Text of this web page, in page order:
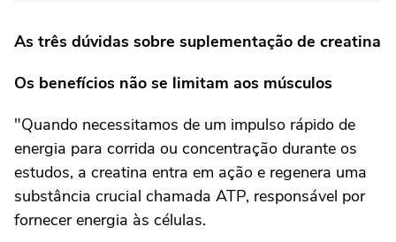
As três dúvidas sobre suplementação de creatina
Os benefícios não se limitam aos músculos
"Quando necessitamos de um impulso rápido de
energia para corrida ou concentração durante os
estudos, a creatina entra em ação e regenera uma
substância crucial chamada ATP, responsável por
fornecer energia às células.